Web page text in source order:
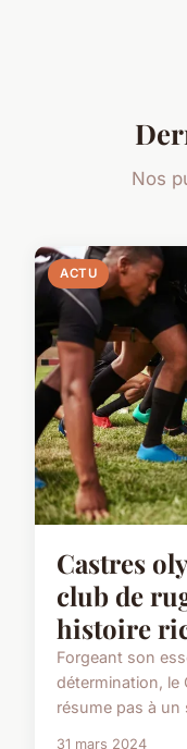
Nos
ACTU
Castres
club de
histoire
Forgeant son
détermination, le
résume pas à un
31 mars 2024